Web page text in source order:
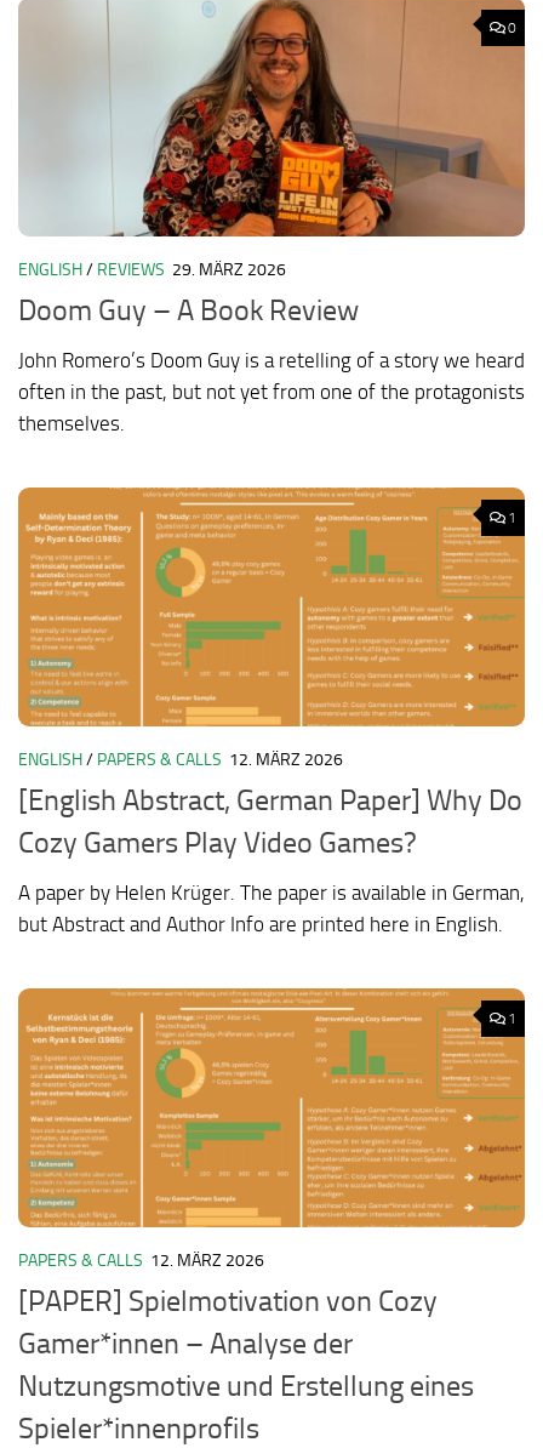
0
ENGLISH/ REVIEWS 29. MÄRZ 2026
Doom Guy – A Book Review
John Romero’s Doom Guy is a retelling of a story we heard
often in the past, but not yet from one of the protagonists
themselves.
1
ENGLISH/ PAPERS & CALLS 12. MÄRZ 2026
[English Abstract, German Paper] Why Do
Cozy Gamers Play Video Games?
A paper by Helen Krüger. The paper is available in German,
but Abstract and Author Info are printed here in English.
1
PAPERS & CALLS 12. MÄRZ 2026
[PAPER] Spielmotivation von Cozy
Gamer*innen – Analyse der
Nutzungsmotive und Erstellung eines
Spieler*innenprofils